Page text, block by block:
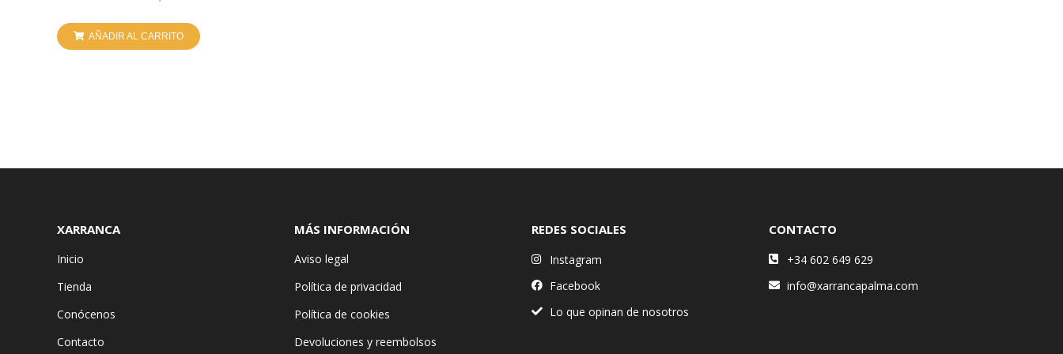
AÑADIR AL CARRITO
XARRANCA
Inicio
Tienda
Conócenos
Contacto
MÁS INFORMACIÓN
Aviso legal
Política de privacidad
Política de cookies
Devoluciones y reembolsos
REDES SOCIALES
Instagram
Facebook
Lo que opinan de nosotros
CONTACTO
+34 602 649 629
info@xarrancapalma.com